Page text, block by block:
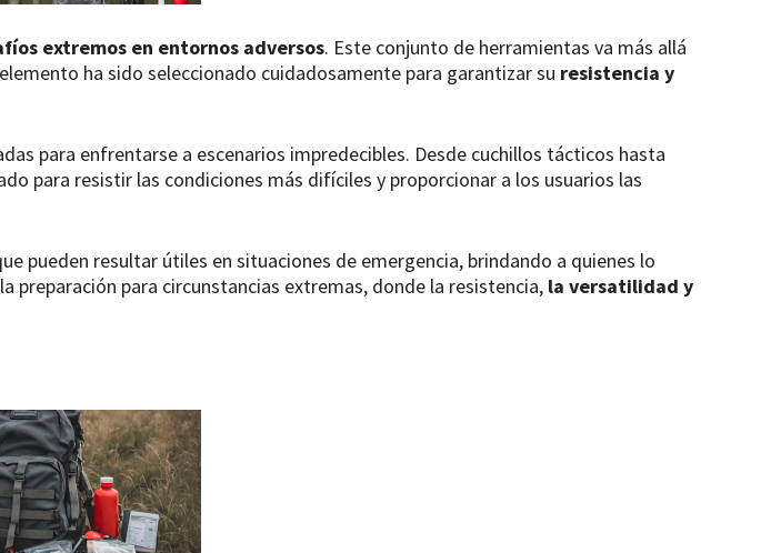
extremos en entornos adversos. Este conjunto de herramientas va más allá
ha sido seleccionado cuidadosamente para garantizar su resistencia y
para enfrentarse a escenarios impredecibles. Desde cuchillos tácticos hasta
para resistir las condiciones más difíciles y proporcionar a los usuarios las
pueden resultar útiles en situaciones de emergencia, brindando a quienes lo
preparación para circunstancias extremas, donde la resistencia, la versatilidad y